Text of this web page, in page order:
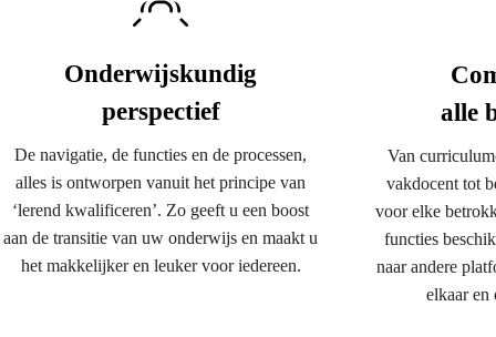
Onderwijskundig
perspectief
De navigatie, de functies en de processen,
alles is ontworpen vanuit het principe van
‘lerend kwalificeren’. Zo geeft u een boost
aan de transitie van uw onderwijs en maakt u
het makkelijker en leuker voor iedereen.
alle
Van
vakdocent tot
voor elke
functies
naar andere
elkaar en